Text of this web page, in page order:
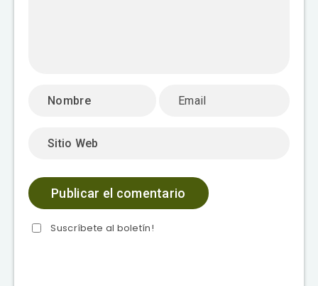
Suscríbete al boletín!